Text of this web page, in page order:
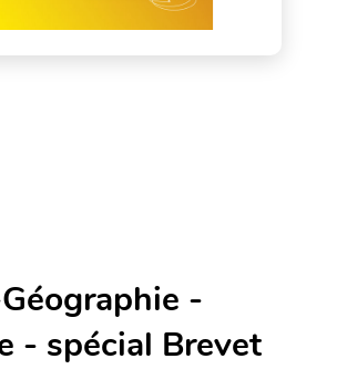
-
- spécial Brevet